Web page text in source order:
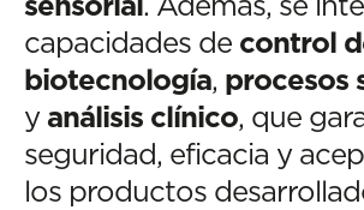
capacidades de control
biotecnología, procesos
y análisis clínico, que
seguridad, eficacia y
los productos